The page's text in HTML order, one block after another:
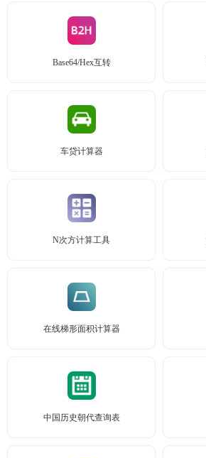
Base64/Hex互转
车贷计算器
N次方计算工具
在线梯形面积计算器
中国历史朝代查询表